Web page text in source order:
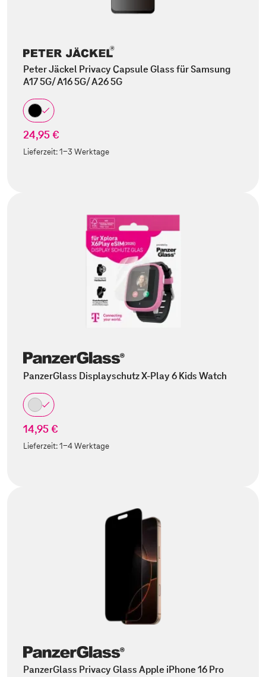
Peter Jäckel Privacy Capsule Glass für Samsung
A17 5G/ A16 5G/ A26 5G
24,95 €
Lieferzeit:1-3 Werktage
PanzerGlass Displayschutz X-Play 6 Kids Watch
14,95 €
Lieferzeit:1-4 Werktage
PanzerGlass Privacy Glass Apple iPhone 16 Pro